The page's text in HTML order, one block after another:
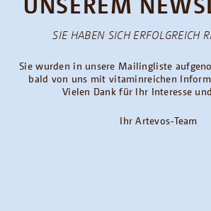
SIE HABEN SICH ERFOLGREICH
Sie wurden in unsere Mailingliste
bald von uns mit vitaminreichen
Vielen Dank für Ihr Interesse
Ihr Artevos-Team